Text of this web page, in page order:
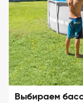
Выбираем